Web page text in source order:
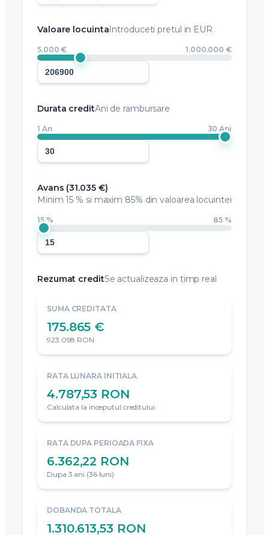
Valoare locuintaIntroduceti pretul in EUR
5.000 € 1.000.000 €
Durata creditAni de rambursare
1 An 30 Ani
Avans (31.035 €)
Minim15 % si maxim 85% din valoarea locuintei
15 % 85 %
Rezumat creditSe actualizeaza in timp real
SUMA CREDITATA
175.865 €
923.098 RON
RATA LUNARA INITIALA
4.787,53 RON
Calculata la inceputul creditului
RATA DUPA PERIOADA FIXA
6.362,22 RON
Dupa 3 ani (36 luni)
DOBANDA TOTALA
1.310.613,53 RON